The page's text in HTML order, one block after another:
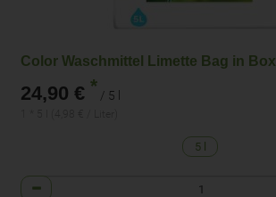
Color Waschmittel Limette Bag in Box
24,90 € * / 5 l
5 l
Anzahl